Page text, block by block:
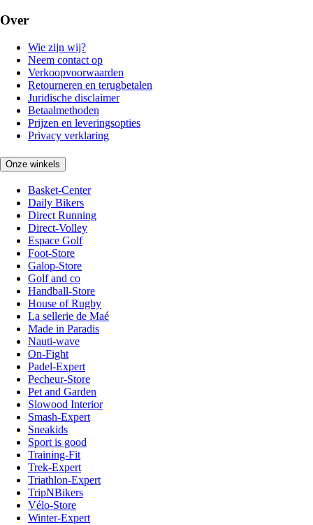
Over
Wie zijn wij?
Neem contact op
Verkoopvoorwaarden
Retourneren en terugbetalen
Juridische disclaimer
Betaalmethoden
Prijzen en leveringsopties
Privacy verklaring
Onze winkels
Basket-Center
Daily Bikers
Direct Running
Direct-Volley
Espace Golf
Foot-Store
Galop-Store
Golf and co
Handball-Store
House of Rugby
La sellerie de Maé
Made in Paradis
Nauti-wave
On-Fight
Padel-Expert
Pecheur-Store
Pet and Garden
Slowood Interior
Smash-Expert
Sneakids
Sport is good
Training-Fit
Trek-Expert
Triathlon-Expert
TripNBikers
Vélo-Store
Winter-Expert